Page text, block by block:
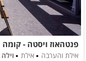
פנטהאוז ויסטה - קומה 1
אילת והערבה אילת
וילה 5 חדרים